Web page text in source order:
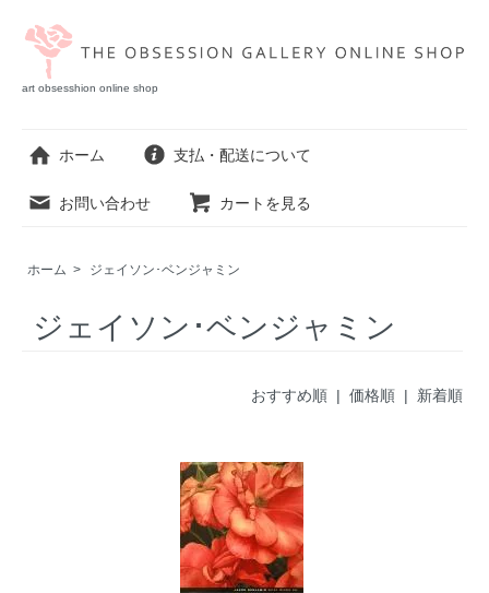
art obsesshion online shop
ホーム 支払・配送について
お問い合わせ カートを見る
ホーム > ジェイソン･ベンジャミン
ジェイソン･ベンジャミン
おすすめ順 | 価格順| 新着順